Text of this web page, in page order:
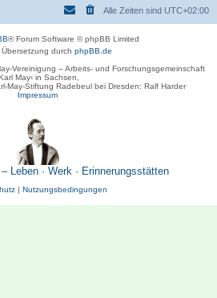
Alle Zeiten sind UTC+02:00
® Forum Software © phpBB Limited
durch phpBB.de
Vereinigung – Arbeits- und Forschungsgemeinschaft
May‹ in Sachsen,
May-Stiftung Radebeul bei Dresden: Ralf Harder
Impressum
Leben · Werk · Erinnerungsstätten
| Nutzungsbedingungen